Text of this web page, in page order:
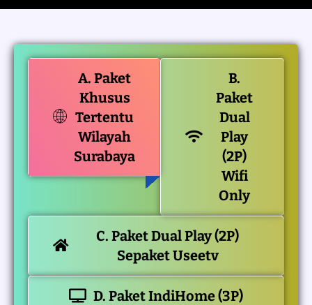
A. Paket
Khusus
Tertentu
Wilayah
Surabaya
B.
Paket
Dual
Play
(2P)
Wifi
Only
C. Paket Dual Play (2P)
Sepaket Useetv
D. Paket IndiHome (3P)